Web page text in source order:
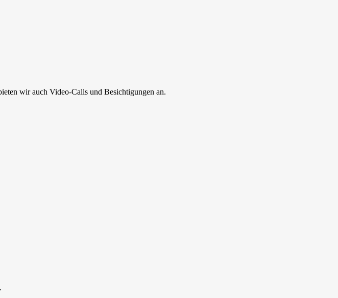
wir auch Video-Calls und Besichtigungen an.